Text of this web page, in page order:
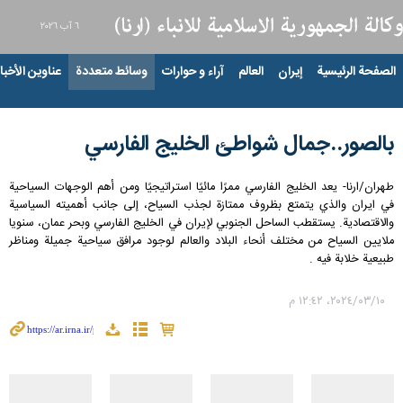
٦ آب ٢٠٢٦
الصفحة الرئيسية إيران العالم آراء و حوارات وسائط متعددة عناوين
بالصور..جمال شواطئ الخلیج الفارسي
طهران/ارنا- يعد الخليج الفارسي ممرًا مائيًا استراتيجيًا ومن أهم الوجهات السياحية
في ايران والذي يتمتع بظروف ممتازة لجذب السياح، إلى جانب أهميته السياسية
والاقتصادية. یستقطب الساحل الجنوبي لإيران في الخليج الفارسي وبحر عمان، سنویا
ملايين السياح من مختلف أنحاء البلاد والعالم لوجود مرافق سياحية جمیلة ومناظر
طبيعية خلابة فيه .
١٠‏/٠٣‏/٢٠٢٤، ١٢:٤٢ م